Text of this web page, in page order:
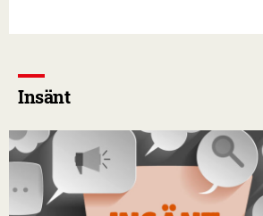
Insänt